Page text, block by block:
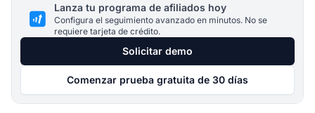
Lanza tu programa de afiliados hoy
Configura el seguimiento avanzado en minutos. No se
requiere tarjeta de crédito.
Solicitar demo
Comenzar prueba gratuita de 30 días